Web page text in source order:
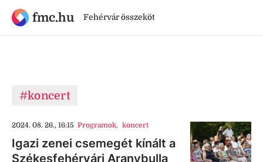
fmc.hu Fehérvár összeköt
#koncert
2024. 08. 26., 16:15 Programok, koncert
Igazi zenei csemegét kínált a
Székesfehérvári Aranybulla